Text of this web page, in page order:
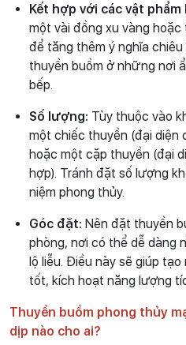
Kết hợp với các vật phẩm
một vài đồng xu vàng
để tăng thêm ý nghĩa
thuyền buồm ở những nơi
bếp.
Số lượng: Tùy thuộc vào
một chiếc thuyền (đại diện
hoặc một cặp thuyền (đại
hợp). Tránh đặt số lượng
niệm phong thủy.
Góc đặt: Nên đặt thuyền
phòng, nơi có thể dễ dàng
lộ liễu. Điều này sẽ giúp
tốt, kích hoạt năng lượng
Thuyền buồm phong thủy
dịp nào cho ai?